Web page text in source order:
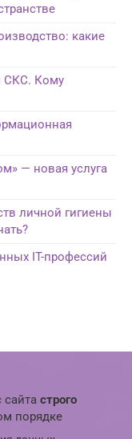
какие
СКС. Кому
— новая услуга
личной гигиены
IT-профессий
строго
порядке